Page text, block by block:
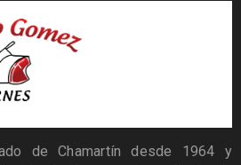
de Chamartín desde 1964 y